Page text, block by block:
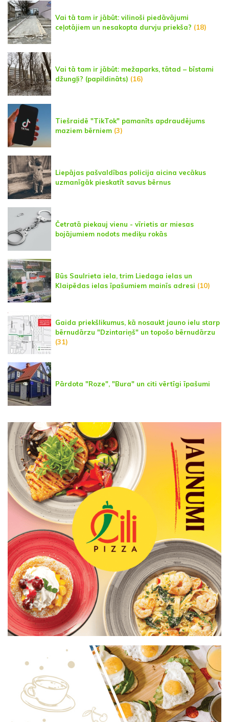
Vai tā tam ir jābūt: vilinoši piedāvājumi
ceļotājiem un nesakopta durvju priekša? (18)
Vai tā tam ir jābūt: mežaparks, tātad – bīstami
džungļi? (papildināts) (16)
Tiešraidē "TikTok" pamanīts apdraudējums
maziem bērniem (3)
Liepājas pašvaldības policija aicina vecākus
uzmanīgāk pieskatīt savus bērnus
Četratā piekauj vienu - vīrietis ar miesas
bojājumiem nodots mediķu rokās
Būs Saulrieta iela, trim Liedaga ielas un
Klaipēdas ielas īpašumiem mainīs adresi (10)
Gaida priekšlikumus, kā nosaukt jauno ielu starp
bērnudārzu "Dzintariņš" un topošo bērnudārzu
(31)
Pārdota "Roze", "Bura" un citi vērtīgi īpašumi